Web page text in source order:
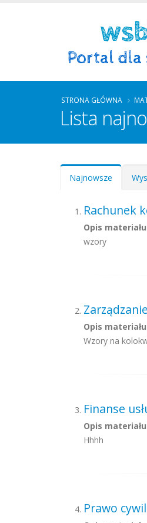
STRONA GŁÓWNA
Lista
Zakładki
Najnowsze (aktywna
Rachunek
Opis
wzory
Opis
Wzory na
Finanse
Opis
Hhhh
Prawo